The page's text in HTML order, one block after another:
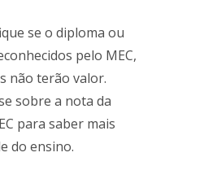
se o diploma ou
pelo MEC,
não terão valor.
sobre a nota da
para saber mais
do ensino.